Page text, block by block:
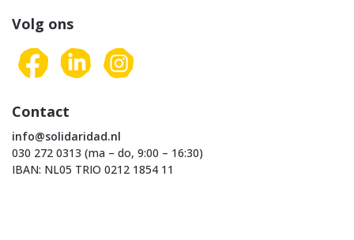
Volg ons
Contact
info@solidaridad.nl
030 272 0313 (ma – do, 9:00 – 16:30)
IBAN: NL05 TRIO 0212 1854 11